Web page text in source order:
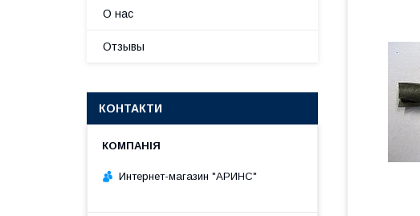
О нас
Отзывы
КОНТАКТИ
Интернет-магазин "АРИНС"